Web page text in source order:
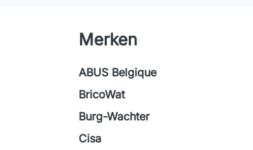
Merken
ABUS Belgique
BricoWat
Burg-Wachter
Cisa